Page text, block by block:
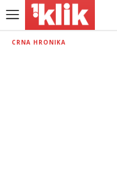
CRNA HRONIKA